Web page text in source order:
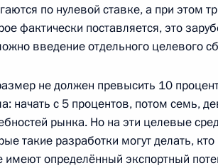
о развитии портов Азово-
2014 года, 14:45 Новороссийск
журналу «Вокруг света»
по нулевой ставке, а при этом
фактически поставляется, это
введение отдельного целевого
не должен превысить 10
начать с 5 процентов, потом семь,
рынка. Но на эти целевые
такие разработки могут делать,
имеют определённый экспортный